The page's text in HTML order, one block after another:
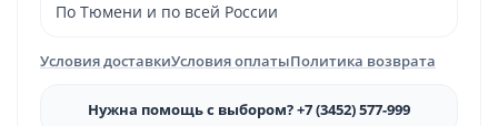
По Тюмени и по всей России
Условия доставкиУсловия оплатыПолитика возврата
Нужна помощь с выбором? +7 (3452) 577-999